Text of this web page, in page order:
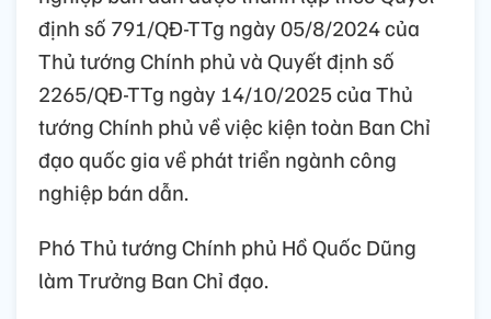
định số 791/QĐ-TTg ngày 05/8/2024 của
Thủ tướng Chính phủ và Quyết định số
2265/QĐ-TTg ngày 14/10/2025 của Thủ
tướng Chính phủ về việc kiện toàn Ban Chỉ
đạo quốc gia về phát triển ngành công
nghiệp bán dẫn.
Phó Thủ tướng Chính phủ Hồ Quốc Dũng
làm Trưởng Ban Chỉ đạo.